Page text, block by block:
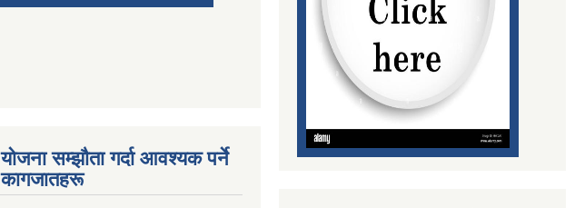
योजना सम्झाैता गर्दा आवश्यक पर्ने
कागजातहरू